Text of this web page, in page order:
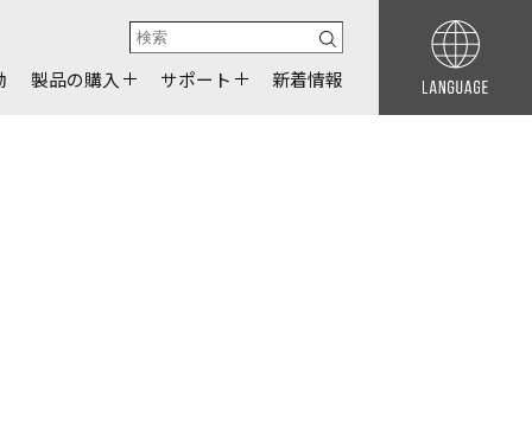
製品の購入 サポート 新着情報